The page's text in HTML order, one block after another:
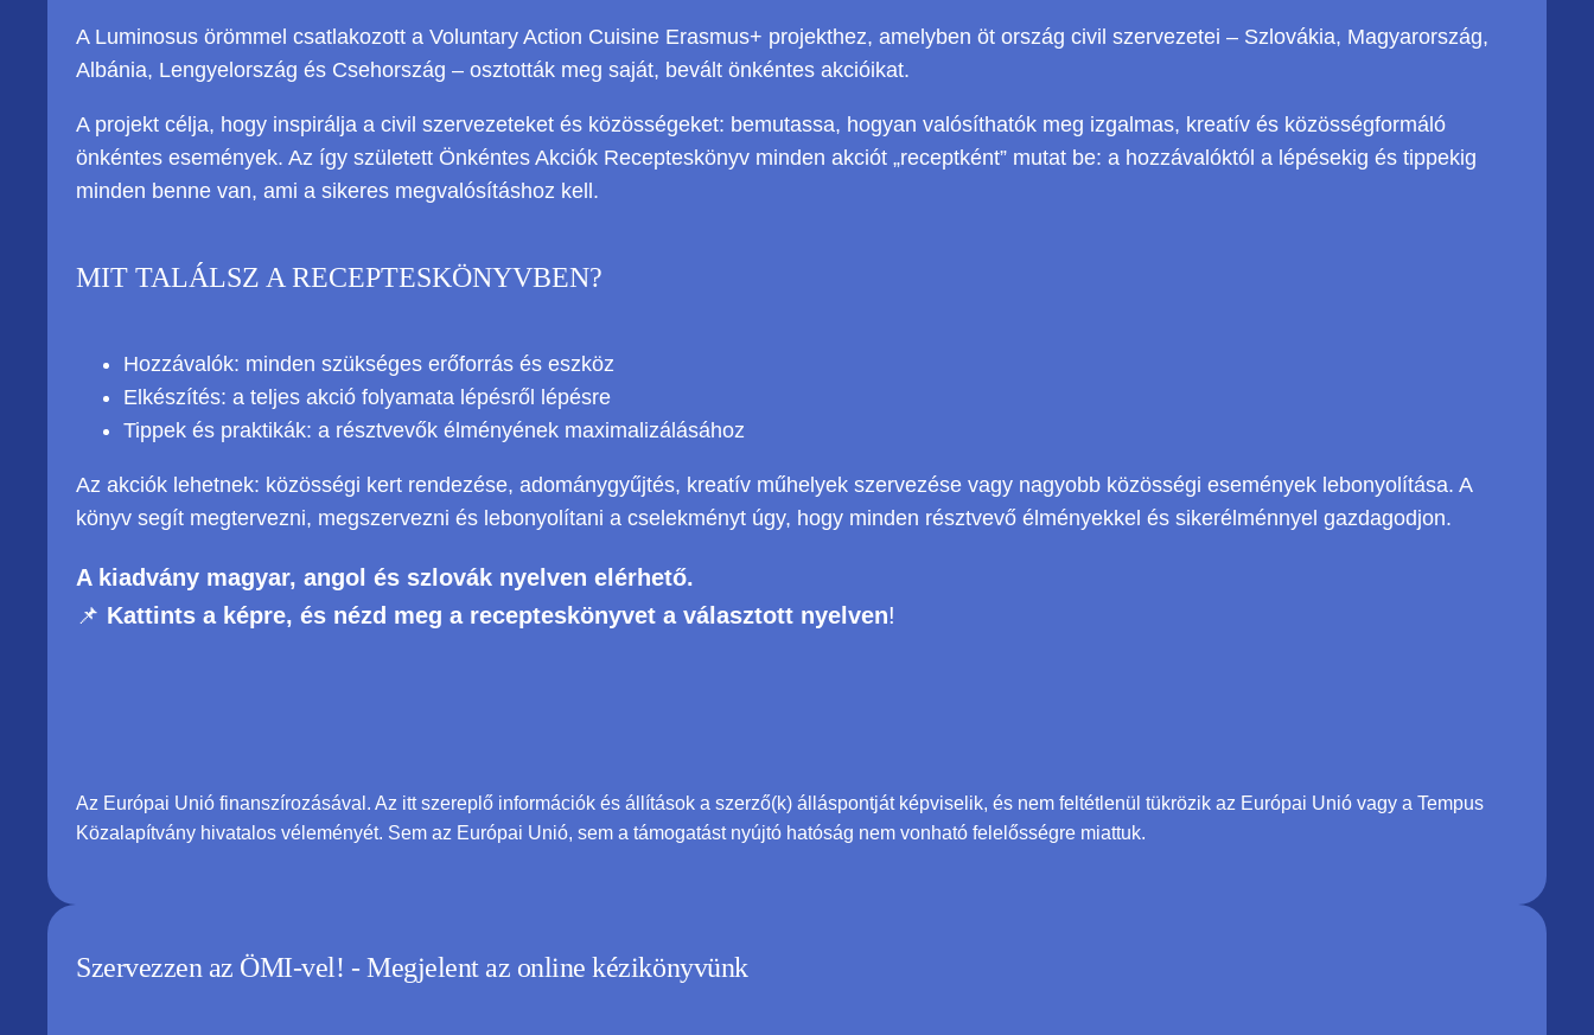
A Luminosus örömmel csatlakozott a Voluntary Action Cuisine Erasmus+ projekthez, amelyben öt ország civil szervezetei – Szlovákia, Magyarország,
Albánia, Lengyelország és Csehország – osztották meg saját, bevált önkéntes akcióikat.
A projekt célja, hogy inspirálja a civil szervezeteket és közösségeket: bemutassa, hogyan valósíthatók meg izgalmas, kreatív és közösségformáló
önkéntes események. Az így született Önkéntes Akciók Recepteskönyv minden akciót „receptként” mutat be: a hozzávalóktól a lépésekig és tippekig
minden benne van, ami a sikeres megvalósításhoz kell.
MIT TALÁLSZ A RECEPTESKÖNYVBEN?
Hozzávalók: minden szükséges erőforrás és eszköz
Elkészítés: a teljes akció folyamata lépésről lépésre
Tippek és praktikák: a résztvevők élményének maximalizálásához
Az akciók lehetnek: közösségi kert rendezése, adománygyűjtés, kreatív műhelyek szervezése vagy nagyobb közösségi események lebonyolítása. A
könyv segít megtervezni, megszervezni és lebonyolítani a cselekményt úgy, hogy minden résztvevő élményekkel és sikerélménnyel gazdagodjon.
A kiadvány magyar, angol és szlovák nyelven elérhető.
📌 Kattints a képre, és nézd meg a recepteskönyvet a választott nyelven!
Az Európai Unió finanszírozásával. Az itt szereplő információk és állítások a szerző(k) álláspontját képviselik, és nem feltétlenül tükrözik az Európai Unió vagy a Tempus
Közalapítvány hivatalos véleményét. Sem az Európai Unió, sem a támogatást nyújtó hatóság nem vonható felelősségre miattuk.
Szervezzen az ÖMI-vel! - Megjelent az online kézikönyvünk